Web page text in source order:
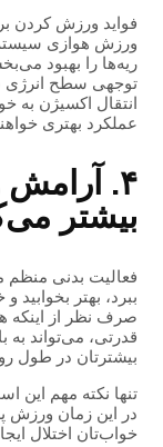
فواید ورزش کردن
ورزش هوازی
ریه‌ها را بهبود
توجهی سطح انرژی
انتقال اکسیژن به
عملکرد بهتری
۴.
بیشتر
فعالیت بدنی منظم
ببرد، بهتر
صرف نظر از اینکه
قدرتی، می‌تواند
بیشترتان در طول
تنها نکته مهم این
در این زمان ورزش
خواب‌تان اختلال